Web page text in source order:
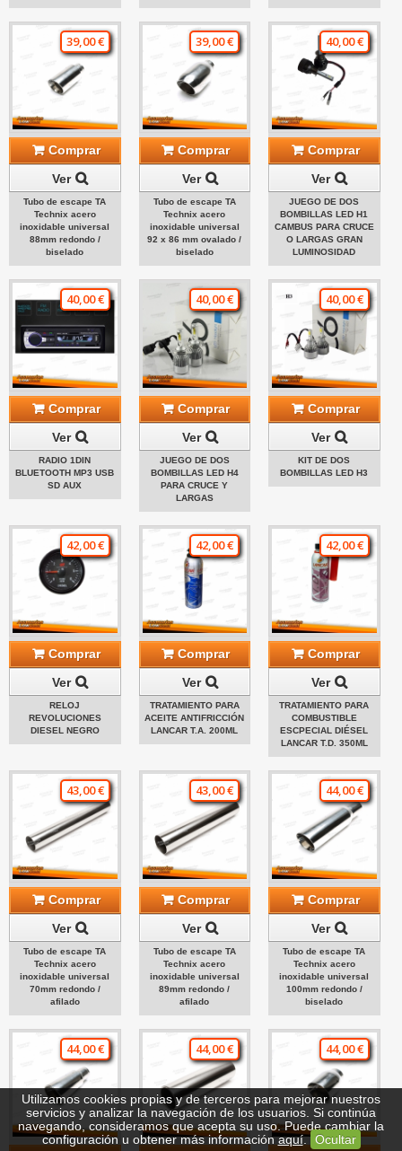
39,00 €
Comprar
Ver
Tubo de escape TA
Technix acero
inoxidable universal
88mm redondo /
biselado
39,00 €
Comprar
Ver
Tubo de escape TA
Technix acero
inoxidable universal
92 x 86 mm ovalado /
biselado
40,00 €
Comprar
Ver
JUEGO DE DOS
BOMBILLAS LED H1
CAMBUS PARA CRUCE
O LARGAS GRAN
LUMINOSIDAD
40,00 €
Comprar
Ver
RADIO 1DIN
BLUETOOTH MP3 USB
SD AUX
40,00 €
Comprar
Ver
JUEGO DE DOS
BOMBILLAS LED H4
PARA CRUCE Y
LARGAS
40,00 €
Comprar
Ver
KIT DE DOS
BOMBILLAS LED H3
42,00 €
Comprar
Ver
RELOJ
REVOLUCIONES
DIESEL NEGRO
42,00 €
Comprar
Ver
TRATAMIENTO PARA
ACEITE ANTIFRICCIÓN
LANCAR T.A. 200ML
42,00 €
Comprar
Ver
TRATAMIENTO PARA
COMBUSTIBLE
ESCPECIAL DIÉSEL
LANCAR T.D. 350ML
43,00 €
Comprar
Ver
Tubo de escape TA
Technix acero
inoxidable universal
70mm redondo /
afilado
43,00 €
Comprar
Ver
Tubo de escape TA
Technix acero
inoxidable universal
89mm redondo /
afilado
44,00 €
Comprar
Ver
Tubo de escape TA
Technix acero
inoxidable universal
100mm redondo /
biselado
44,00 € 44,00 € 44,00 €
Utilizamos cookies propias y de terceros para mejorar nuestros
servicios y analizar la navegación de los usuarios. Si continúa
navegando, consideramos que acepta su uso. Puede cambiar la
configuración u obtener más informaciónaquí. Ocultar